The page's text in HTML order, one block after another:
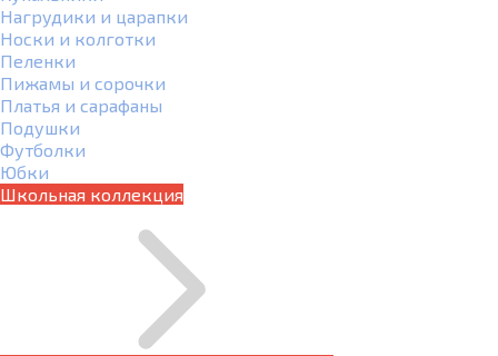
Нагрудики и царапки
Носки и колготки
Пеленки
Пижамы и сорочки
Платья и сарафаны
Подушки
Футболки
Юбки
Школьная коллекция